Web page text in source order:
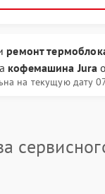
ремонт
кофемашина Jura
на текущую дату